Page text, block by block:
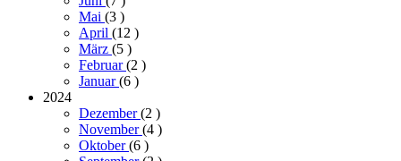
Mai (3 )
April (12 )
März (5 )
Februar(2 )
Januar(6 )
2024
Dezember(2 )
November(4 )
Oktober(6 )